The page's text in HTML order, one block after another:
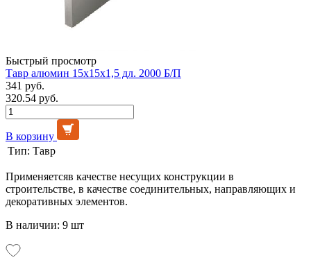
Быстрый просмотр
Тавр алюмин 15х15х1,5 дл. 2000 Б/П
341 руб.
320.54 руб.
В корзину
Тип: Тавр
Применяетсяв качестве несущих конструкции в
строительстве, в качестве соединительных, направляющих и
декоративных элементов.
В наличии: 9 шт